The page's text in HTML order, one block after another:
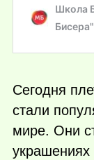
Сегодня
стали
мире. Они